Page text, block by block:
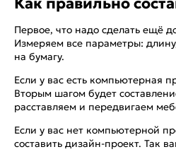
Как правильно
Первое, что надо сделать ещё
Измеряем все параметры:
на бумагу.
Если у вас есть компьютерная
Вторым шагом будет
расставляем и передвигаем
Если у вас нет компьютерной
составить дизайн-проект. Так